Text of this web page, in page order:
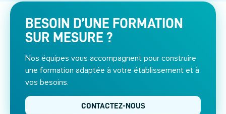
BESOIN D’UNE FORMATION
SUR MESURE ?
Nos équipes vous accompagnent pour construire
une formation adaptée à votre établissement et à
vos besoins.
CONTACTEZ-NOUS